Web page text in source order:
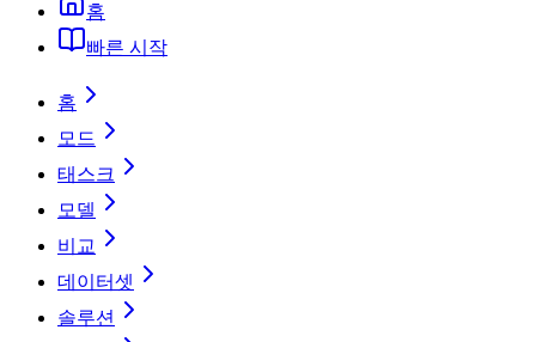
홈
빠른 시작
홈
모드
태스크
모델
비교
데이터셋
솔루션